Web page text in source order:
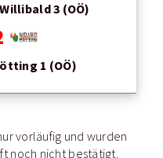
3 (OÖ)
1 (OÖ)
vorläufig und wurden
noch nicht bestätigt.